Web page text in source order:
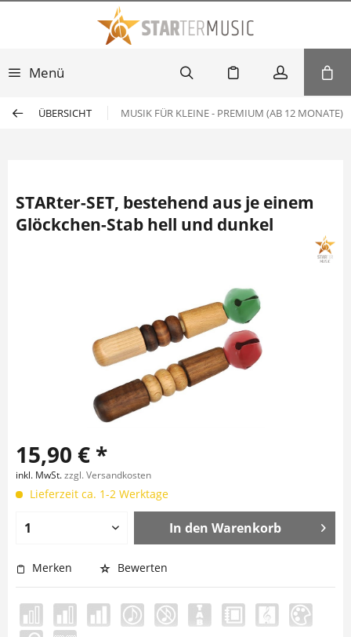
Menü
ÜBERSICHT MUSIK FÜR KLEINE - PREMIUM (AB 12 MONATE)
STARter-SET, bestehend aus je einem
Glöckchen-Stab hell und dunkel
15,90 € *
inkl. MwSt.zzgl. Versandkosten
Lieferzeit ca. 1-2 Werktage
In den Warenkorb
Merken Bewerten